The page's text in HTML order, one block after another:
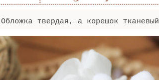
Обложка твердая, а корешок тканевый